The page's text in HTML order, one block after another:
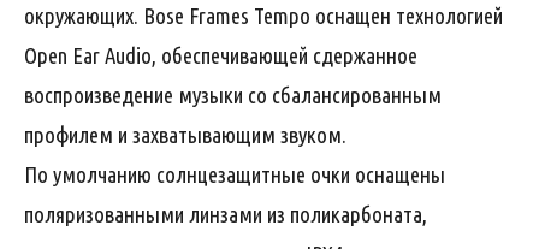
окружающих. Bose Frames Tempo оснащен технологией
Open Ear Audio, обеспечивающей сдержанное
воспроизведение музыки со сбалансированным
профилем и захватывающим звуком.
По умолчанию солнцезащитные очки оснащены
поляризованными линзами из поликарбоната,